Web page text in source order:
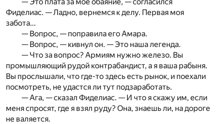
Фиделиас. — Ладно, вернемся к делу. Первая моя
забота...
— Вопрос, — поправила его Амара.
— Вопрос, — кивнул он. — Это наша легенда.
— Что за вопрос? Армиям нужно железо. Вы
промыш­ляющий рудой контрабандист, а я ваша рабыня.
Вы прослышали, что где-то здесь есть рынок, и поехали
посмот­реть, не удастся ли тут подзаработать.
— Ага, — сказал Фиделиас. — И что я скажу им, если
меня спросят, где я взял руду? Она, знаешь ли, на дороге
не валяется.